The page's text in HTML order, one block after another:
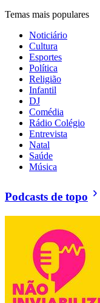
Temas mais populares
Noticiário
Cultura
Esportes
Política
Religião
Infantil
DJ
Comédia
Rádio Colégio
Entrevista
Natal
Saúde
Música
Podcasts de topo